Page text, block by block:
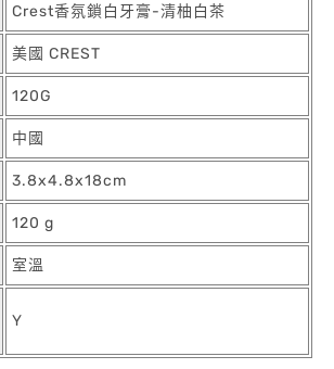
Crest香氛鎖白牙膏-清柚白茶
美國 CREST
120G
中國
3.8x4.8x18cm
120 g
室溫
Y